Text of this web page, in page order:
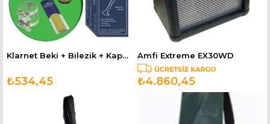
Klarnet Beki + Bilezik + Kapak + Kamış HMCP3
₺534,45
Amfi Extreme EX30WD
₺4.860,45